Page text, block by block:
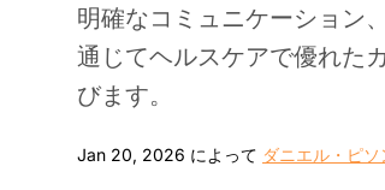
明確なコミュニケーション
通じてヘルスケアで優れた
びます。
Jan 20, 2026 によって ダニエル・ピソ